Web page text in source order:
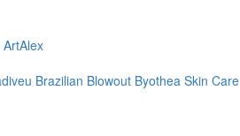
ArtAlex
Brazilian Blowout Byothea Skin Care